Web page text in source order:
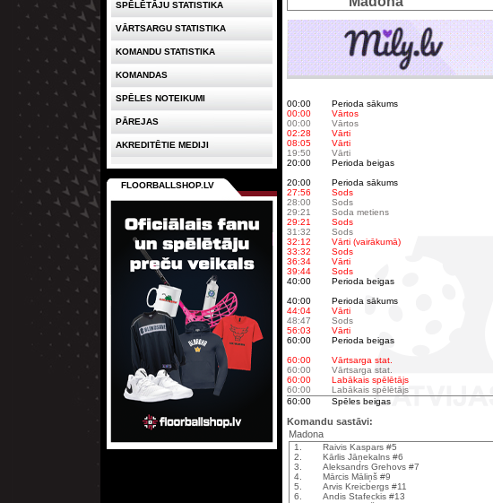
00:00 Perioda sākums
00:00
Vārtos
00:00
Vārtos
02:28
Vārti
08:05
Vārti
19:50
Vārti
20:00
Perioda beigas
20:00
Perioda sākums
27:56
Sods
28:00
Sods
29:21
Soda metiens
29:21
Sods
31:32
Sods
32:12
Vārti (vairākumā)
33:32
Sods
36:34
Vārti
39:44
Sods
40:00
Perioda beigas
40:00
Perioda sākums
44:04
Vārti
48:47
Sods
56:03
Vārti
60:00
Perioda beigas
60:00
Vārtsarga stat.
60:00
Vārtsarga stat.
60:00
Labākais spēlētājs
60:00
Labākais spēlētājs
60:00
Spēles beigas
Komandu sastāvi:
Madona
1.
Raivis Kaspars #5
2.
Kārlis Jāņekalns #6
3.
Aleksandrs Grehovs #7
4.
Mārcis Māliņš #9
5.
Arvis Kreicbergs #11
6.
Andis Stafeckis #13
SPĒLĒTĀJU STATISTIKA
VĀRTSARGU STATISTIKA
KOMANDU STATISTIKA
KOMANDAS
SPĒLES NOTEIKUMI
PĀREJAS
AKREDITĒTIE MEDIJI
FLOORBALLSHOP.LV